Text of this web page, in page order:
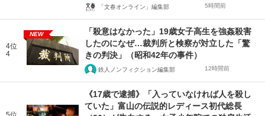
「文春オンライン」編集部 5時間前
4位
4
NEW
「殺意はなかった」19歳女子高生を強姦殺害
したのになぜ…裁判所と検察が対立した「驚
きの判決」（昭和42年の事件）
鉄人ノンフィクション編集部 12時間前
《17歳で逮捕》「入っていなければ人を殺し
ていた」富山の伝説的レディース初代総長